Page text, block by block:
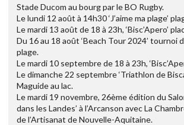
Stade Ducom au bourg par le BO Rugby.
Le lundi 12 août à 14h30 ‘J’aime ma plage’
Le mardi 13 août de 18 à 23h, ‘Bisc’Apero’
Du 16 au 18 août ‘Beach Tour 2024’ tournoi
plage.
Le mardi 10 septembre de 18 à 23h,
Le dimanche 22 septembre ‘Triathlon de
Maguide au lac.
Le mardi 19 novembre, 26ème édition du
dans les Landes’ à l’Arcanson avec La
de l’Artisanat de Nouvelle-Aquitaine.